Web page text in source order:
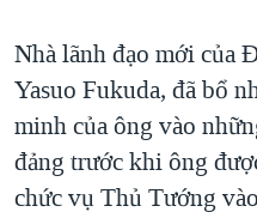
Nhà lãnh đạo mới của
Yasuo Fukuda, đã bổ
minh của ông vào
đảng trước khi ông
chức vụ Thủ Tướng